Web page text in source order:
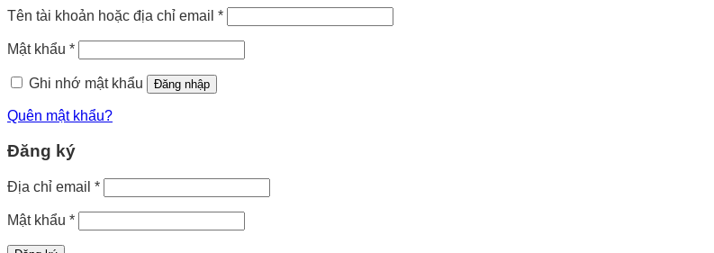
Tên tài khoản hoặc địa chỉ email *
Mật khẩu *
Ghi nhớ mật khẩu Đăng nhập
Quên mật khẩu?
Đăng ký
Địa chỉ email *
Mật khẩu *